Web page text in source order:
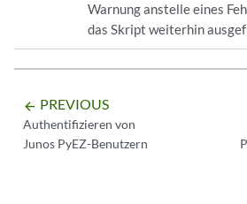
Warnung anstelle eines
das Skript weiterhin
arrow_backward PREVIOUS
Authentifizieren von
Junos PyEZ-Benutzern